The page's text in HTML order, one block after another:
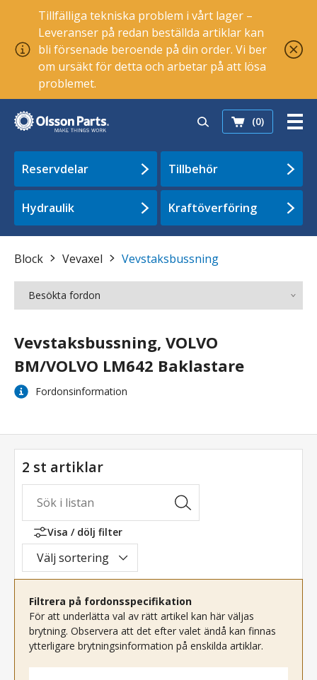
Tillfälliga tekniska problem i vårt lager –
Leveranser på redan beställda artiklar kan
bli försenade beroende på din order. Vi ber
om ursäkt för detta och arbetar på att lösa
problemet.
(0)
Reservdelar Tillbehör
Hydraulik Kraftöverföring
Block Vevaxel Vevstaksbussning
Besökta fordon
Vevstaksbussning, VOLVO
BM/VOLVO LM642 Baklastare
Fordonsinformation
2 st artiklar
Visa / dölj filter
Välj sortering
Filtrera på fordonsspecifikation
För att underlätta val av rätt artikel kan här väljas
brytning. Observera att det efter valet ändå kan finnas
ytterligare brytningsinformation på enskilda artiklar.